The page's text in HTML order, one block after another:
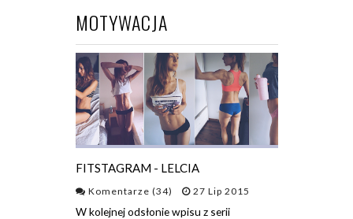
MOTYWACJA
FITSTAGRAM - LELCIA
Komentarze (34) 27 Lip 2015
W kolejnej odsłonie wpisu z serii